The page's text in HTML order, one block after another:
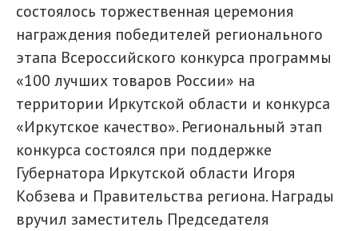
состоялось торжественная церемония
награждения победителей регионального
этапа Всероссийского конкурса программы
«100 лучших товаров России» на
территории Иркутской области и конкурса
«Иркутское качество». Региональный этап
конкурса состоялся при поддержке
Губернатора Иркутской области Игоря
Кобзева и Правительства региона. Награды
вручил заместитель Председателя